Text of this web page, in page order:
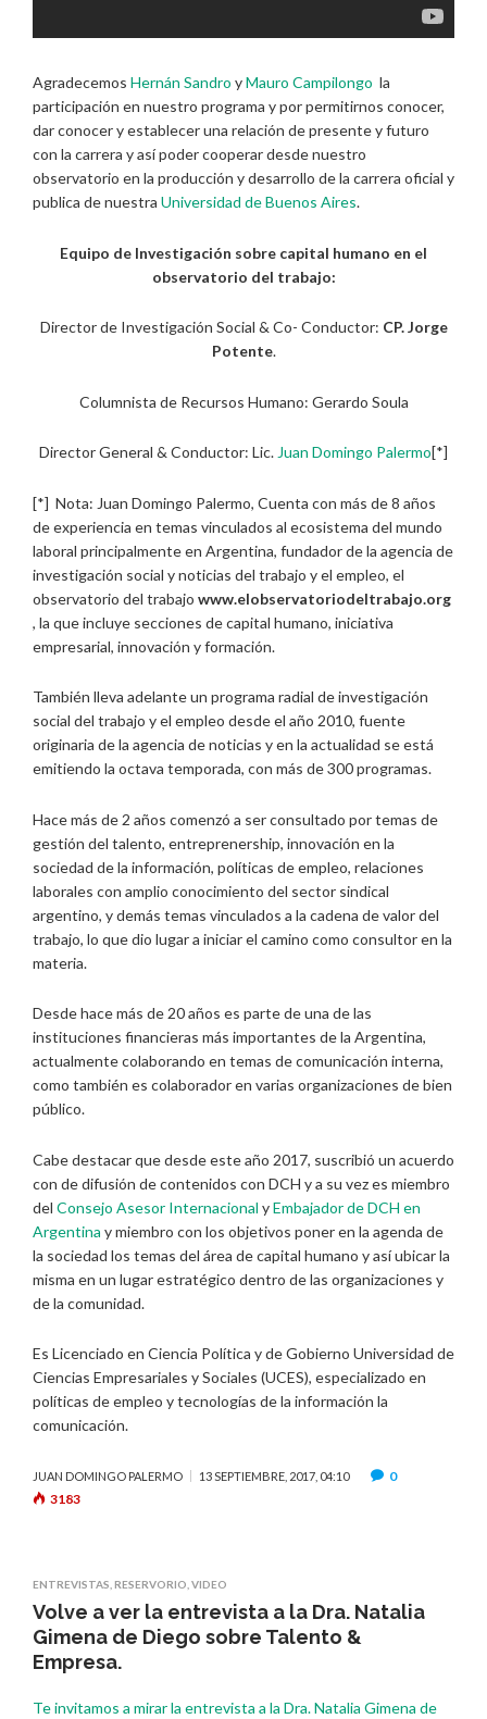
Agradecemos Hernán Sandro yMauro Campilongo la
participación en nuestro programa y por permitirnos conocer,
dar conocer y establecer una relación de presente y futuro
con la carrera y así poder cooperar desde nuestro
observatorio en la producción y desarrollo de la carrera oficial y
publica de nuestra Universidad de Buenos Aires.
Equipo de Investigación sobre capital humano en el
observatorio del trabajo:
Director de Investigación Social & Co- Conductor: CP. Jorge
Potente.
Columnista de Recursos Humano: Gerardo Soula
Director General & Conductor: Lic. Juan Domingo Palermo[*]
[*] Nota: Juan Domingo Palermo, Cuenta con más de 8 años
de experiencia en temas vinculados al ecosistema del mundo
laboral principalmente en Argentina, fundador de la agencia de
investigación social y noticias del trabajo y el empleo, el
observatorio del trabajo www.elobservatoriodeltrabajo.org
, la que incluye secciones de capital humano, iniciativa
empresarial, innovación y formación.
También lleva adelante un programa radial de investigación
social del trabajo y el empleo desde el año 2010, fuente
originaria de la agencia de noticias y en la actualidad se está
emitiendo la octava temporada, con más de 300 programas.
Hace más de 2 años comenzó a ser consultado por temas de
gestión del talento, entreprenership, innovación en la
sociedad de la información, políticas de empleo, relaciones
laborales con amplio conocimiento del sector sindical
argentino, y demás temas vinculados a la cadena de valor del
trabajo, lo que dio lugar a iniciar el camino como consultor en la
materia.
Desde hace más de 20 años es parte de una de las
instituciones financieras más importantes de la Argentina,
actualmente colaborando en temas de comunicación interna,
como también es colaborador en varias organizaciones de bien
público.
Cabe destacar que desde este año 2017, suscribió un acuerdo
con de difusión de contenidos con DCH y a su vez es miembro
del Consejo Asesor Internacional yEmbajador de DCH en
Argentina y miembro con los objetivos poner en la agenda de
la sociedad los temas del área de capital humano y así ubicar la
misma en un lugar estratégico dentro de las organizaciones y
de la comunidad.
Es Licenciado en Ciencia Política y de Gobierno Universidad de
Ciencias Empresariales y Sociales (UCES), especializado en
políticas de empleo y tecnologías de la información la
comunicación.
JUAN DOMINGO PALERMO 13 SEPTIEMBRE, 2017, 04:10
0
3183
ENTREVISTAS RESERVORIO VIDEO
Volve a ver la entrevista a la Dra. Natalia
Gimena de Diego sobre Talento &
Empresa.
Te invitamos a mirar la entrevista a la Dra. Natalia Gimena de